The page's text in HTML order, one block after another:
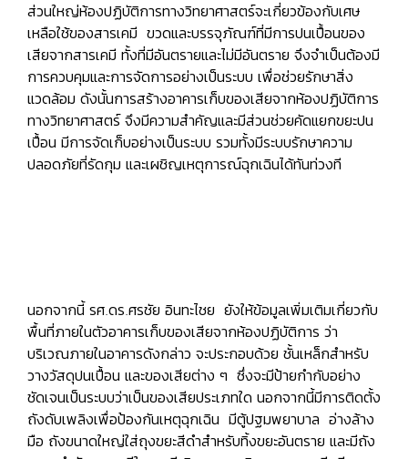
ส่วนใหญ่ห้องปฏิบัติการทางวิทยาศาสตร์จะเกี่ยวข้องกับเศษ
เหลือใช้ของสารเคมี ขวดและบรรจุภัณฑ์ที่มีการปนเปื้อนของ
เสียจากสารเคมี ทั้งที่มีอันตรายและไม่มีอันตราย จึงจำเป็นต้องมี
การควบคุมและการจัดการอย่างเป็นระบบ เพื่อช่วยรักษาสิ่ง
แวดล้อม ดังนั้นการสร้างอาคารเก็บของเสียจากห้องปฏิบัติการ
ทางวิทยาศาสตร์ จึงมีความสำคัญและมีส่วนช่วยคัดแยกขยะปน
เปื้อน มีการจัดเก็บอย่างเป็นระบบ รวมทั้งมีระบบรักษาความ
ปลอดภัยที่รัดกุม และเผชิญเหตุการณ์ฉุกเฉินได้ทันท่วงที
นอกจากนี้ รศ.ดร.ศรชัย อินทะไชย ยังให้ข้อมูลเพิ่มเติมเกี่ยวกับ
พื้นที่ภายในตัวอาคารเก็บของเสียจากห้องปฏิบัติการ ว่า
บริเวณภายในอาคารดังกล่าว จะประกอบด้วย ชั้นเหล็กสำหรับ
วางวัสดุปนเปื้อน และของเสียต่าง ๆ ซึ่งจะมีป้ายกำกับอย่าง
ชัดเจนเป็นระบบว่าเป็นของเสียประเภทใด นอกจากนี้มีการติดตั้ง
ถังดับเพลิงเพื่อป้องกันเหตุฉุกเฉิน มีตู้ปฐมพยาบาล อ่างล้าง
มือ ถังขนาดใหญ่ใส่ถุงขยะสีดำสำหรับทิ้งขยะอันตราย และมีถัง